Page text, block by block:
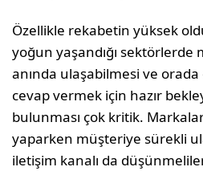
Özellikle rekabetin yüksek
yoğun yaşandığı
anında ulaşabilmesi ve
cevap vermek için hazır
bulunması çok kritik.
yaparken müşteriye sürekli
iletişim kanalı da